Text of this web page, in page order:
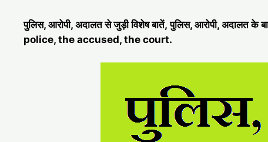
पुलिस, आरोपी, अदालत से जुड़ी विशेष बातें, पुलिस, आरोपी,
police, the accused, the court.